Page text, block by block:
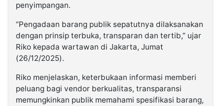
penyimpangan.
“Pengadaan barang publik sepatutnya dilaksanakan
dengan prinsip terbuka, transparan dan tertib,” ujar
Riko kepada wartawan di Jakarta, Jumat
(26/12/2025).
Riko menjelaskan, keterbukaan informasi memberi
peluang bagi vendor berkualitas, transparansi
memungkinkan publik memahami spesifikasi barang,